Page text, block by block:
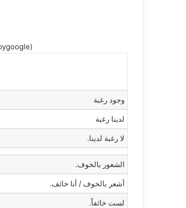
(adsbygoogle = window.adsbygoogle || []).push({});
وجود رغبة
لدينا رغبة
‫لا رغبة لدينا.‬
‫الشعور بالخوف.‬
‫أشعر بالخوف / أنا خائف.‬
‫لست خائفاً.‬